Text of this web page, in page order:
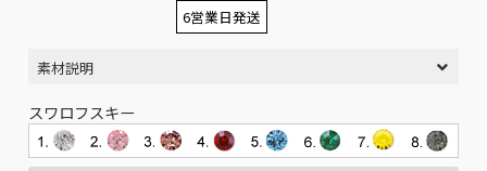
6営業日発送
素材説明
スワロフスキー